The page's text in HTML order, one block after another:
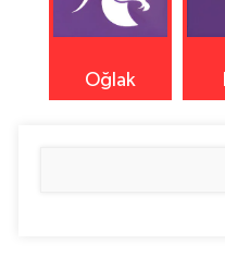
Oğlak